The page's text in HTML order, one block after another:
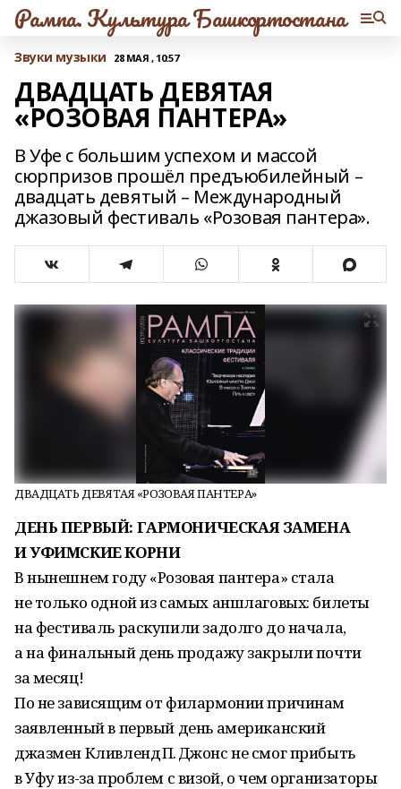
Рампа. Культура Башкортостана
Звуки музыки 28 МАЯ , 10:57
ДВАДЦАТЬ ДЕВЯТАЯ
«РОЗОВАЯ ПАНТЕРА»
В Уфе с большим успехом и массой
сюрпризов прошёл предъюбилейный –
двадцать девятый – Международный
джазовый фестиваль «Розовая пантера».
ДВАДЦАТЬ ДЕВЯТАЯ «РОЗОВАЯ ПАНТЕРА»
ДЕНЬ ПЕРВЫЙ: ГАРМОНИЧЕСКАЯ ЗАМЕНА
И УФИМСКИЕ КОРНИ
В нынешнем году «Розовая пантера» стала
не только одной из самых аншлаговых: билеты
на фестиваль раскупили задолго до начала,
а на финальный день продажу закрыли почти
за месяц!
По не зависящим от филармонии причинам
заявленный в первый день американский
джазмен Кливленд П. Джонс не смог прибыть
в Уфу из-за проблем с визой, о чем организаторы